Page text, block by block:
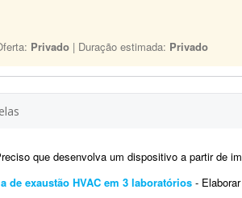
Privado | Duração estimada: Privado
que desenvolva um dispositivo a partir de imagens enviadas. O
de exaustão HVAC em 3 laboratórios - Elaborar memorial